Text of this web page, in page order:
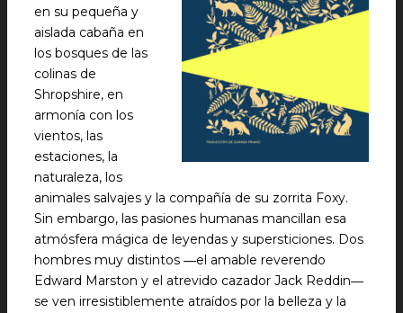
en su pequeña y
aislada cabaña en
los bosques de las
colinas de
Shropshire, en
armonía con los
vientos, las
estaciones, la
naturaleza, los
animales salvajes y la compañía de su zorrita Foxy.
Sin embargo, las pasiones humanas mancillan esa
atmósfera mágica de leyendas y supersticiones. Dos
hombres muy distintos ―el amable reverendo
Edward Marston y el atrevido cazador Jack Reddin―
se ven irresistiblemente atraídos por la belleza y la